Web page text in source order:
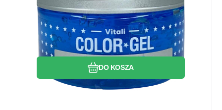
DO KOSZA
Ulubiony
Porównać
tradycyjną wodę po goleniu.